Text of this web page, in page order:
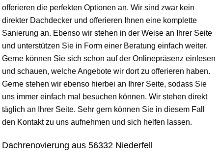
offerieren die perfekten Optionen an. Wir sind zwar kein
direkter Dachdecker und offerieren Ihnen eine komplette
Sanierung an. Ebenso wir stehen in der Weise an Ihrer Seite
und unterstützen Sie in Form einer Beratung einfach weiter.
Gerne können Sie sich schon auf der Onlinepräsenz einlesen
und schauen, welche Angebote wir dort zu offerieren haben.
Gerne stehen wir ebenso hierbei an Ihrer Seite, sodass Sie
uns immer einfach mal besuchen können. Wir stehen direkt
täglich an Ihrer Seite. Sehr gern können Sie in diesem Fall
den Kontakt zu uns aufnehmen und sich helfen lassen.
Dachrenovierung aus 56332 Niederfell